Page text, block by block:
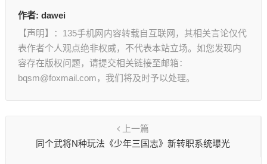
作者: dawei
【声明】：135手机网内容转载自互联网，其相关言论仅代
表作者个人观点绝非权威，不代表本站立场。如您发现内
容存在版权问题，请提交相关链接至邮箱：
bqsm@foxmail.com，我们将及时予以处理。
上一篇
同个武将N种玩法《少年三国志》新转职系统曝光